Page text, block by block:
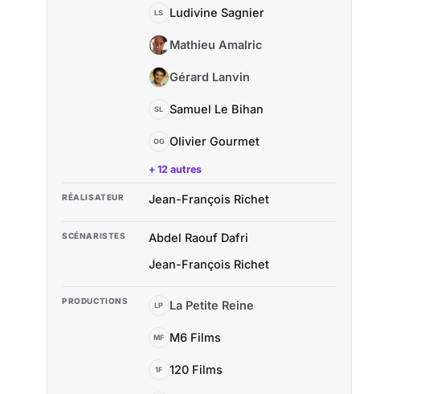
LS Ludivine Sagnier
MA Mathieu Amalric
GL Gérard Lanvin
SL Samuel Le Bihan
OG Olivier Gourmet
+ 12 autres
RÉALISATEUR Jean-François Richet
SCÉNARISTES
Abdel Raouf Dafri
Jean-François Richet
PRODUCTIONS LP La Petite Reine
MF M6 Films
1F 120 Films